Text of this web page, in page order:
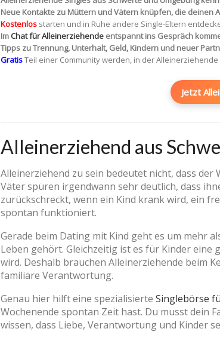
Neue Kontakte zu Müttern und Vätern knüpfen, die deinen
Kostenlos starten und in Ruhe andere Single-Eltern
ImChat für Alleinerziehende entspannt ins Gespräch
Tipps zu Trennung, Unterhalt, Geld, Kindern und neuer
GratisTeil einer Community werden, in der
Jetzt
Alleinerziehend aus
Alleinerziehend zu sein bedeutet nicht, dass
Väter spüren irgendwann sehr deutlich, dass
zurückschreckt, wenn ein Kind krank wird, ein
spontan funktioniert.
Gerade beim Dating mit Kind geht es um mehr
Leben gehört. Gleichzeitig ist es für Kinder eine
wird. Deshalb brauchen Alleinerziehende beim
familiäre Verantwortung.
Genau hier hilft eine spezialisierte Singlebörse
Wochenende spontan Zeit hast. Du musst dein
wissen, dass Liebe, Verantwortung und Kinder